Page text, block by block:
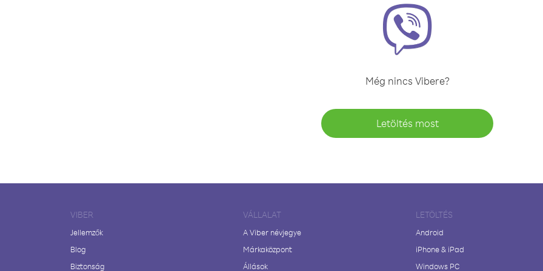
Még nincs Vibere?
Letöltés most
VIBER
Jellemzők
Blog
Biztonság
VÁLLALAT
A Viber névjegye
Márkaközpont
Állások
LETÖLTÉS
Android
iPhone & iPad
Windows PC